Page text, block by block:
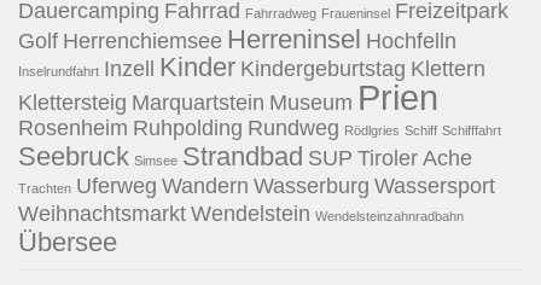
Dauercamping Fahrrad Fahrradweg Fraueninsel Freizeitpark
Golf Herrenchiemsee Herreninsel Hochfelln
Inselrundfahrt Inzell Kinder Kindergeburtstag Klettern
Klettersteig Marquartstein Museum Prien
Rosenheim Ruhpolding Rundweg Rödlgries Schiff Schifffahrt
Seebruck Simsee Strandbad SUP Tiroler Ache
Trachten Uferweg Wandern Wasserburg Wassersport
Weihnachtsmarkt Wendelstein Wendelsteinzahnradbahn
Übersee